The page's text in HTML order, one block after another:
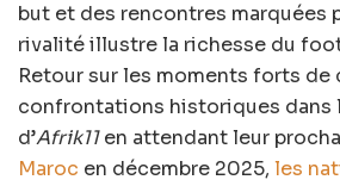
but et des rencontres marquées
rivalité illustre la richesse du
Retour sur les moments forts de
confrontations historiques dans
d’Afrik11en attendant leur
Maroc en décembre 2025, les